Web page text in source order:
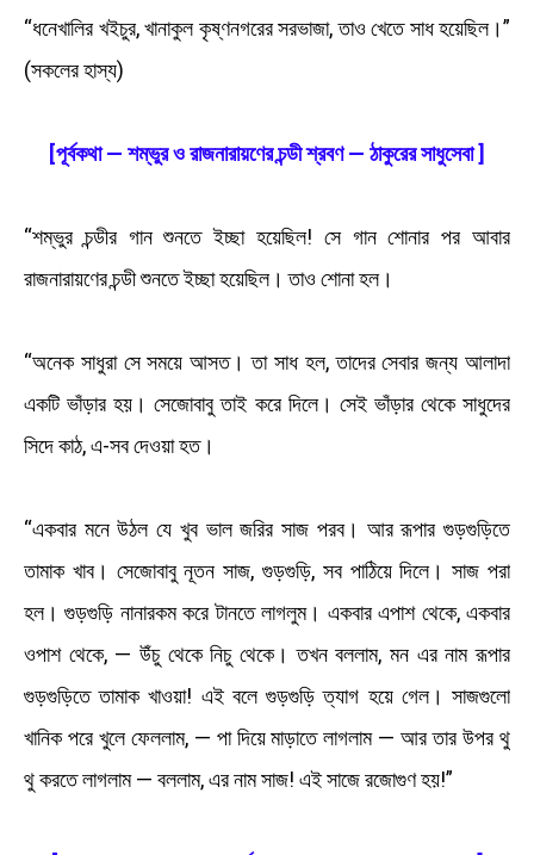
“ধনেখালির খইচুর, খানাকুল কৃষ্ণনগরের সরভাজা, তাও খেতে সাধ হয়েছিল।”
(সকলের হাস্য)
[পূর্বকথা — শম্ভুর ও রাজনারায়ণের চন্ডী শ্রবণ — ঠাকুরের সাধুসেবা ]
“শম্ভুর চন্ডীর গান শুনতে ইচ্ছা হয়েছিল! সে গান শোনার পর আবার
রাজনারায়ণের চন্ডী শুনতে ইচ্ছা হয়েছিল। তাও শোনা হল।
“অনেক সাধুরা সে সময়ে আসত। তা সাধ হল, তাদের সেবার জন্য আলাদা
একটি ভাঁড়ার হয়। সেজোবাবু তাই করে দিলে। সেই ভাঁড়ার থেকে সাধুদের
সিদে কাঠ, এ-সব দেওয়া হত।
“একবার মনে উঠল যে খুব ভাল জরির সাজ পরব। আর রূপার গুড়গুড়িতে
তামাক খাব। সেজোবাবু নূতন সাজ, গুড়গুড়ি, সব পাঠিয়ে দিলে। সাজ পরা
হল। গুড়গুড়ি নানারকম করে টানতে লাগলুম। একবার এপাশ থেকে, একবার
ওপাশ থেকে, — উঁচু থেকে নিচু থেকে। তখন বললাম, মন এর নাম রূপার
গুড়গুড়িতে তামাক খাওয়া! এই বলে গুড়গুড়ি ত্যাগ হয়ে গেল। সাজগুলো
খানিক পরে খুলে ফেললাম, — পা দিয়ে মাড়াতে লাগলাম — আর তার উপর থু
থু করতে লাগলাম — বললাম, এর নাম সাজ! এই সাজে রজোগুণ হয়!”